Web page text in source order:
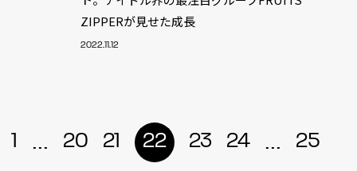
ZIPPERが見せた成長
2022.11.12
1 ... 20 21 22 23 24 ... 25